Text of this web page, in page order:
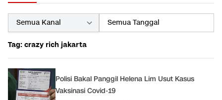
Tag: crazy rich jakarta
Polisi Bakal Panggil Helena Lim Usut Kasus
Vaksinasi Covid-19